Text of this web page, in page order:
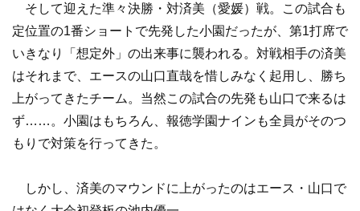
そして迎えた準々決勝・対済美（愛媛）戦。この試合も
定位置の1番ショートで先発した小園だったが、第1打席で
いきなり「想定外」の出来事に襲われる。対戦相手の済美
はそれまで、エースの山口直哉を惜しみなく起用し、勝ち
上がってきたチーム。当然この試合の先発も山口で来るは
ず……。小園はもちろん、報徳学園ナインも全員がそのつ
もりで対策を行ってきた。
しかし、済美のマウンドに上がったのはエース・山口で